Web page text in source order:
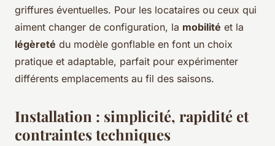
griffures éventuelles. Pour les locataires ou ceux qui
aiment changer de configuration, la mobilité et la
légèreté du modèle gonflable en font un choix
pratique et adaptable, parfait pour expérimenter
différents emplacements au fil des saisons.
Installation : simplicité, rapidité et
contraintes techniques